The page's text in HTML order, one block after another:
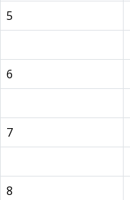
5
6
7
8